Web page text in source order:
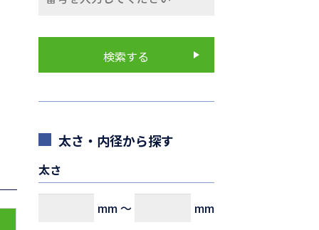
太さ・内径から探す
太さ
mm～
mm